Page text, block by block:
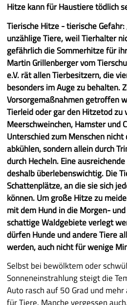
Häufig
Kontakt,
Unsere
Hitze kann für Haustiere tödlich
Tierische Hitze - tierische Gefahr:
unzählige Tiere, weil Tierhalter
gefährlich die Sommerhitze für
Martin Grillenberger vom
e.V. rät allen Tierbesitzern, die
besonders im Auge zu behalten.
Vorsorgemaßnahmen getroffen
Tierleid oder gar den Hitzetod zu
Meerschweinchen, Hamster und
Unterschied zum Menschen nicht
abkühlen, sondern allein durch
durch Hecheln. Eine
deshalb überlebenswichtig. Die
Schattenplätze, an die sie sich
können. Um große Hitze zu
mit dem Hund in die Morgen-
schattige Waldgebiete verlegt
dürfen Hunde und andere Tiere
werden, auch nicht für wenige
Selbst bei bewölktem oder
Sonneneinstrahlung steigt die
Auto rasch auf 50 Grad und mehr